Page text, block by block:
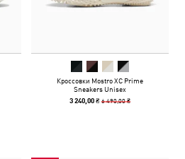
Кроссовки Mostro XC Prime
Sneakers Unisex
3 240,00 ₴6 490,00 ₴